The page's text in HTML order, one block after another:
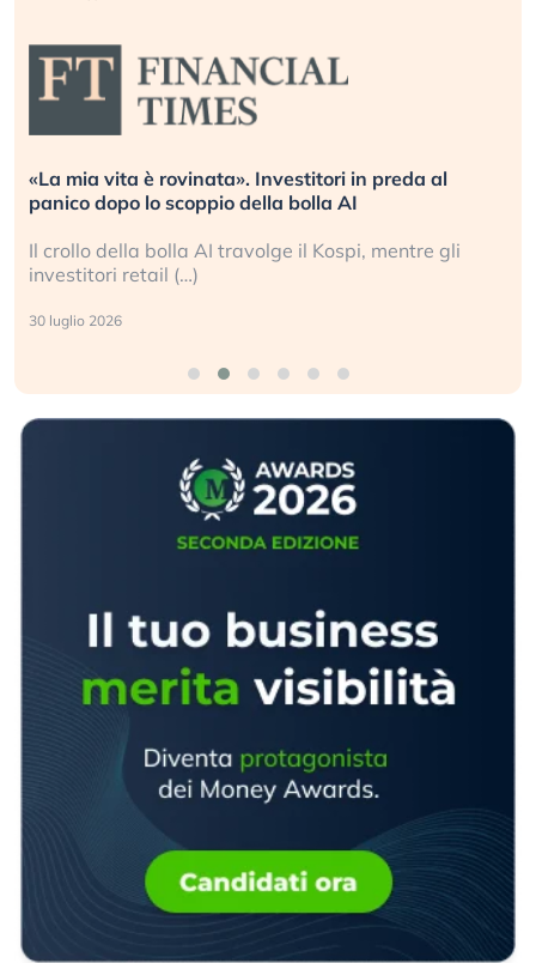
«La mia vita è rovinata». Investitori in preda al
panico dopo lo scoppio della bolla AI
Il crollo della bolla AI travolge il Kospi, mentre gli
investitori retail (…)
30 luglio 2026